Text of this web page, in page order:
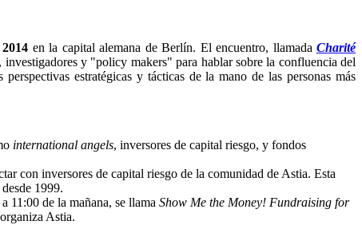
en la capital alemana de Berlín. El encuentro, llamadaCharité
investigadores y "policy makers" para hablar sobre la confluencia del
estratégicas y tácticas de la mano de las personas más
international angels, inversores de capital riesgo, y fondos
con inversores de capital riesgo de la comunidad de Astia. Esta
1999.
11:00 de la mañana, se llama Show Me the Money! Fundraising for
Astia.